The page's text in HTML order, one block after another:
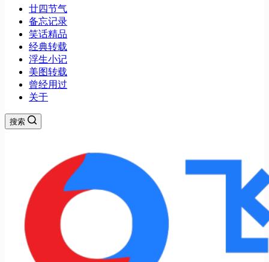
廿四节气
备忘记录
笑话精品
经典转载
浮生小记
美图转载
曾经用过
关于
搜索